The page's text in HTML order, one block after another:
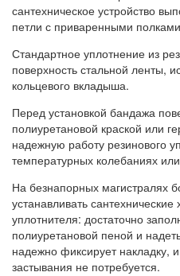
сантехническое устройство
петли с приваренными
Стандартное уплотнение из
поверхность стальной ленты,
кольцевого вкладыша.
Перед установкой бандажа
полиуретановой краской или
надежную работу резинового
температурных колебаниях
На безнапорных магистралях
устанавливать
уплотнителя: достаточно
полиуретановой пеной и
надежно фиксирует накладку,
застывания не потребуется.